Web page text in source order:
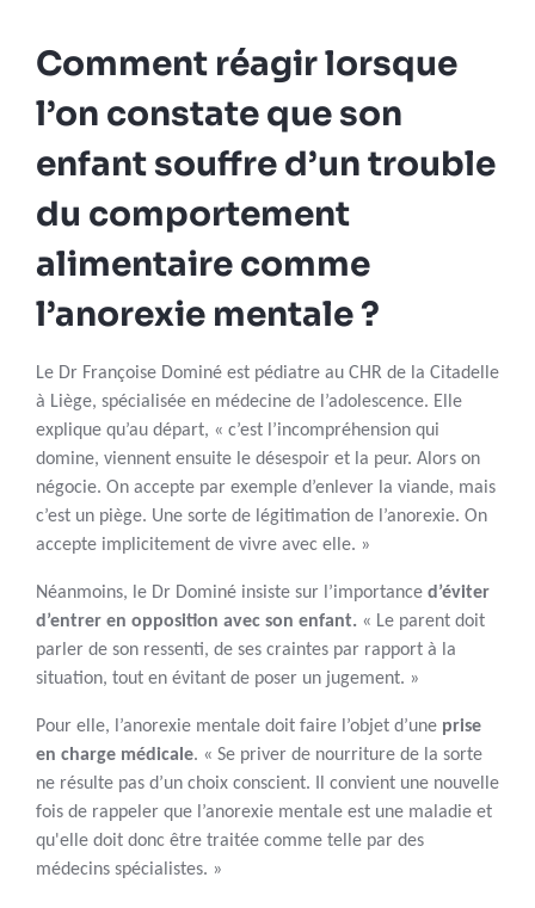
Comment réagir lorsque
l’on constate que son
enfant souffre d’un trouble
du comportement
alimentaire comme
l’anorexie mentale ?
Le Dr Françoise Dominé est pédiatre au CHR de la Citadelle
à Liège, spécialisée en médecine de l’adolescence. Elle
explique qu’au départ, « c’est l’incompréhension qui
domine, viennent ensuite le désespoir et la peur. Alors on
négocie. On accepte par exemple d’enlever la viande, mais
c’est un piège. Une sorte de légitimation de l’anorexie. On
accepte implicitement de vivre avec elle. »
Néanmoins, le Dr Dominé insiste sur l’importance d’éviter
d’entrer en opposition avec son enfant. « Le parent doit
parler de son ressenti, de ses craintes par rapport à la
situation, tout en évitant de poser un jugement. »
Pour elle, l’anorexie mentale doit faire l’objet d’une prise
en charge médicale. « Se priver de nourriture de la sorte
ne résulte pas d’un choix conscient. Il convient une nouvelle
fois de rappeler que l’anorexie mentale est une maladie et
qu'elle doit donc être traitée comme telle par des
médecins spécialistes. »